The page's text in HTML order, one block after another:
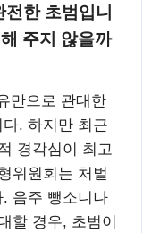
한 초범입니
주지 않을까
만으로 관대한
. 하지만 최근
경각심이 최고
위원회는 처벌
음주 뺑소니나
할 경우, 초범이